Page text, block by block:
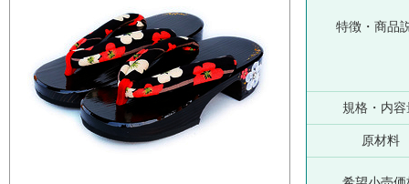
特徴・商品
規格・内容
原材料